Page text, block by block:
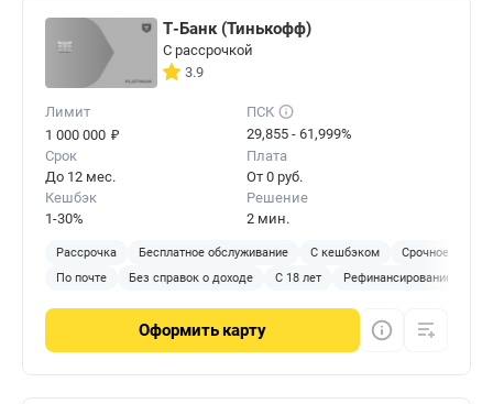
параметры, которые станут для вас решающими
при подаче заявки.
Т-Банк (Тинькофф)
С рассрочкой
3.9
Лимит
1 000 000 ₽
ПСК
29,855 - 61,999%
Срок
До 12 мес.
Плата
От 0 руб.
Кешбэк
1-30%
Решение
2 мин.
Рассрочка Бесплатное обслуживание С кешбэком
Срочное
По почте
Без справок о доходе С 18 лет Рефинансирование
Оформить карту